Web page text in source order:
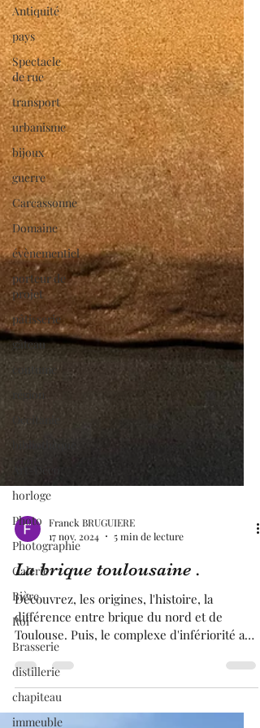
Antiquité
pays
Spectacle
de rue
transport
urbanisme
bijoux
guerre
Carcassonne
Domaine
évènementiel
porteur de
projet
pâtisserie
gâteau
coutume
région
Occitanie
bibliothèque
horloge
Photo
Photographie
Galerie
Bière
Roi
Brasserie
distillerie
chapiteau
immeuble
Franck BRUGUIERE
17 nov. 2024
5 min de lecture
La brique toulousaine .
Découvrez, les origines, l'histoire, la
différence entre brique du nord et de
Toulouse. Puis, le complexe d'infériorité au